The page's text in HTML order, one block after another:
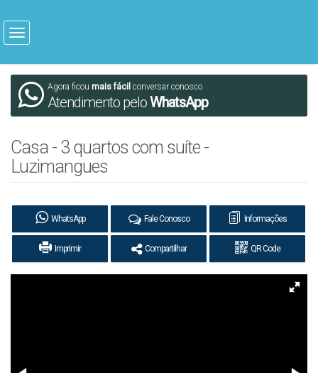
Agora ficou mais fácil conversar conosco
Atendimento peloWhatsApp
Casa - 3 quartos com suíte -
Luzimangues
WhatsApp Fale Conosco Informações
Imprimir Compartilhar QR Code